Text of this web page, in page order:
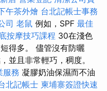
午茶外燴 台北記帳士事務
司 老鼠 例如，SPF 最佳
按摩技巧課程 30在淺色
得多。 儘管沒有防曬
並且非常輕巧，稠度。
服務 凝膠奶油保濕而不油
北記帳士 柬埔寨簽證快速